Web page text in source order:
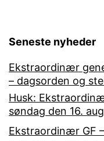
Seneste nyheder
Ekstraordinær
– dagsorden og
Husk:
søndag den 16.
Ekstraordinær GF